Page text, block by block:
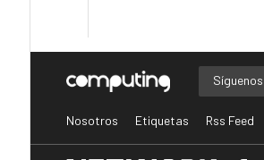
Síguenos
Nosotros Etiquetas Rss Feed